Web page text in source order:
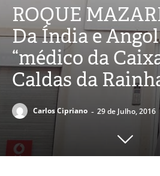
ROQUE
Da Índia e
“médico da
Caldas da
Carlos Cipriano - 29 de Julho, 2016